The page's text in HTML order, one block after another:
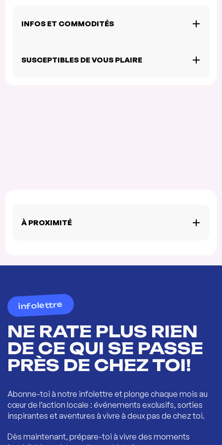
INFOS ET COMMODITÉS
SUSCEPTIBLES DE VOUS PLAIRE
À PROXIMITÉ
infolettre
NE RATE PLUS RIEN
DE CE QUI SE PASSE
PRÈS DE CHEZ TOI!
Abonne-toi à notre infolettre et plonge chaque mois au
cœur de l’action locale : événements exclusifs, sorties
inspirantes et aventures à vivre à deux pas de chez toi.
Dès maintenant, prépare-toi à vivre des moments